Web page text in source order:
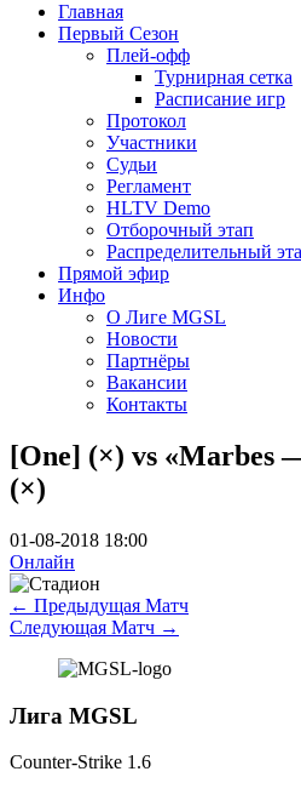
Главная
Первый Сезон
Плей-офф
Турнирная сетка
Расписание игр
Протокол
Участники
Судьи
Регламент
HLTV Demo
Отборочный этап
Распределительный
Прямой эфир
Инфо
О Лиге MGSL
Новости
Партнёры
Вакансии
Контакты
[One] (×) vs «Marbes
(×)
01-08-2018 18:00
Онлайн
← Предыдущая Матч
Следующая Матч →
Лига MGSL
Counter-Strike 1.6